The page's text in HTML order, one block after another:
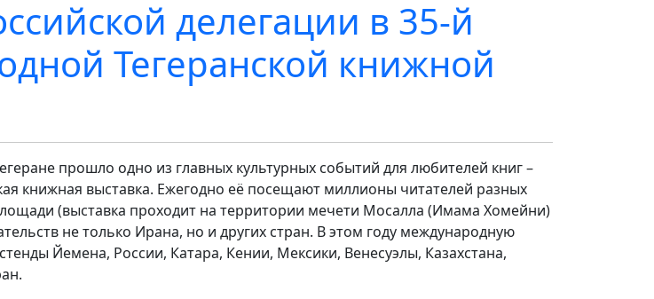
делегации в 35-й
Тегеранской книжной
прошло одно из главных культурных событий для любителей книг –
книжная выставка. Ежегодно eё посещают миллионы читателей разных
(выставка проходит на территории мечети Мосалла (Имама Хомейни)
не только Ирана, но и других стран. В этом году международную
Йемена, России, Катара, Кении, Мексики, Венесуэлы, Казахстана,